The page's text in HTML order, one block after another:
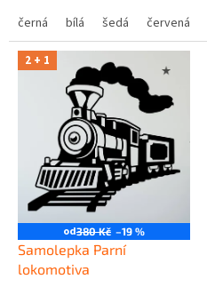
černá
bílá šedá červená
2 + 1
od380 Kč –19 %
Samolepka Parní
lokomotiva